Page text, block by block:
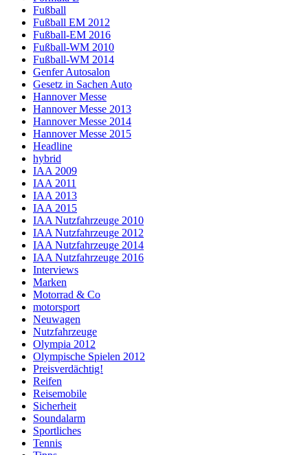
Fußball
Fußball EM 2012
Fußball-EM 2016
Fußball-WM 2010
Fußball-WM 2014
Genfer Autosalon
Gesetz in Sachen Auto
Hannover Messe
Hannover Messe 2013
Hannover Messe 2014
Hannover Messe 2015
Headline
hybrid
IAA 2009
IAA 2011
IAA 2013
IAA 2015
IAA Nutzfahrzeuge 2010
IAA Nutzfahrzeuge 2012
IAA Nutzfahrzeuge 2014
IAA Nutzfahrzeuge 2016
Interviews
Marken
Motorrad & Co
motorsport
Neuwagen
Nutzfahrzeuge
Olympia 2012
Olympische Spielen 2012
Preisverdächtig!
Reifen
Reisemobile
Sicherheit
Soundalarm
Sportliches
Tennis